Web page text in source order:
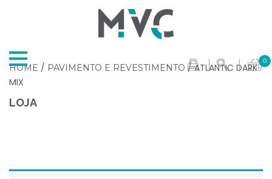
0
HOME / PAVIMENTO E REVESTIMENTO / ATLANTIC DARK
MIX
LOJA